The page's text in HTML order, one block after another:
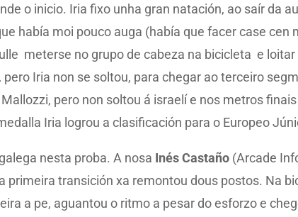
o inicio. Iria fixo unha gran natación, ao saír da
había moi pouco auga (había que facer case
meterse no grupo de cabeza na bicicleta e
Iria non se soltou, para chegar ao terceiro
pero non soltou á israelí e nos metros
Iria logrou a clasificación para o Europeo
nesta proba. A nosa Inés Castaño (Arcade
primeira transición xa remontou dous postos. Na
a pe, aguantou o ritmo a pesar do esforzo e